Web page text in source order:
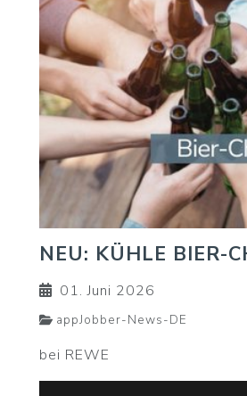
NEU: KÜHLE BIER-
01. Juni 2026
appJobber-News-DE
bei REWE